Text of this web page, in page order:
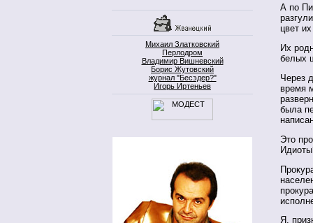
Михаил Златковский
Перлодром
Владимир Вишневский
Борис Жутовский
журнал "Бесэдер?"
Игорь Иртеньев
А по
цвет
Их
белых
Через
время
была
Это
Я,